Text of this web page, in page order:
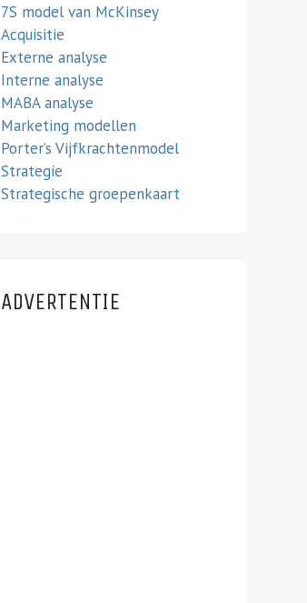
7S model van McKinsey
Acquisitie
Externe analyse
Interne analyse
MABA analyse
Marketing modellen
Porter’s Vijfkrachtenmodel
Strategie
Strategische groepenkaart
ADVERTENTIE